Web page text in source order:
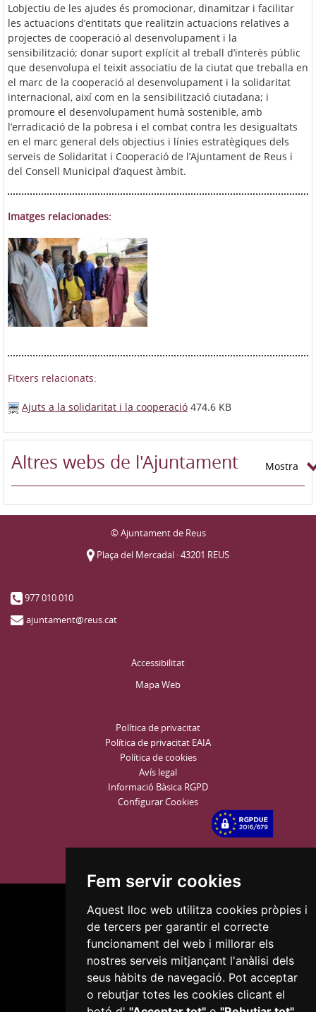
Fem servir cookies
Aquest lloc web utilitza cookies pròpies i
de tercers per garantir el correcte
funcionament del web i millorar els
nostres serveis mitjançant l'anàlisi dels
seus hàbits de navegació. Pot acceptar
o rebutjar totes les cookies clicant el
Lobjectiu de les ajudes és promocionar, dinamitzar i facilitar
les actuacions d’entitats que realitzin actuacions relatives a
projectes de cooperació al desenvolupament i la
sensibilització; donar suport explícit al treball d’interès públic
que desenvolupa el teixit associatiu de la ciutat que treballa en
el marc de la cooperació al desenvolupament i la solidaritat
internacional, així com en la sensibilització ciutadana; i
promoure el desenvolupament humà sostenible, amb
l’erradicació de la pobresa i el combat contra les desigualtats
en el marc general dels objectius i línies estratègiques dels
serveis de Solidaritat i Cooperació de l’Ajuntament de Reus i
del Consell Municipal d’aquest àmbit.
Imatges relacionades:
Fitxers relacionats:
Ajuts a la solidaritat i la cooperació 474.6 KB
Altres webs de l'Ajuntament Mostra
© Ajuntament de Reus
Plaça del Mercadal · 43201 REUS
977 010 010
ajuntament@reus.cat
Accessibilitat
Mapa Web
Política de privacitat
Política de privacitat EAIA
Política de cookies
Avís legal
Informació Bàsica RGPD
Configurar Cookies
Plaça del Mercadal · 43201 Reus
977 010 010
ajuntament@reus.cat|reus.cat